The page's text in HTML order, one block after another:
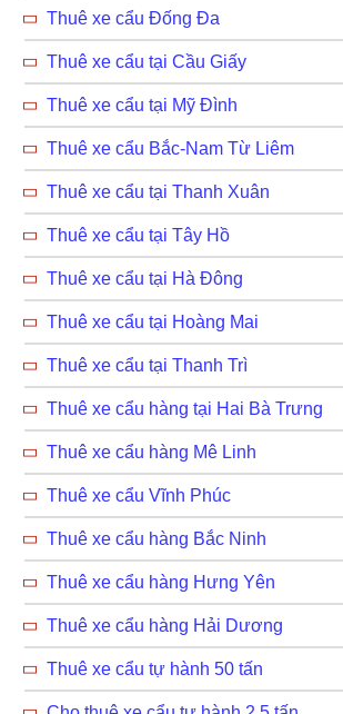
Thuê xe cẩu Đống Đa
Thuê xe cẩu tại Cầu Giấy
Thuê xe cẩu tại Mỹ Đình
Thuê xe cẩu Bắc-Nam Từ Liêm
Thuê xe cẩu tại Thanh Xuân
Thuê xe cẩu tại Tây Hồ
Thuê xe cẩu tại Hà Đông
Thuê xe cẩu tại Hoàng Mai
Thuê xe cẩu tại Thanh Trì
Thuê xe cẩu hàng tại Hai Bà Trưng
Thuê xe cẩu hàng Mê Linh
Thuê xe cẩu Vĩnh Phúc
Thuê xe cẩu hàng Bắc Ninh
Thuê xe cẩu hàng Hưng Yên
Thuê xe cẩu hàng Hải Dương
Thuê xe cẩu tự hành 50 tấn